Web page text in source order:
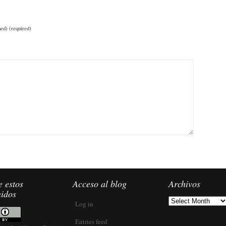
(required)
estos
Acceso al blog
Log in
Entries feed
Archivos
Archivos